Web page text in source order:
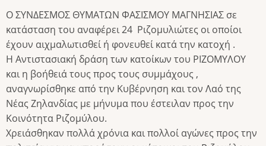
Ο ΣΥΝΔΕΣΜΟΣ ΘΥΜΑΤΩΝ ΦΑΣΙΣΜΟΥ ΜΑΓΝΗΣΙΑΣ σε
κατάσταση του αναφέρει 24 Ριζομυλιώτες οι οποίοι
έχουν αιχμαλωτισθεί ή φονευθεί κατά την κατοχή .
Η Αντιστασιακή δράση των κατοίκων του ΡΙΖΟΜΥΛΟΥ
και η βοήθειά τους προς τους συμμάχους ,
αναγνωρίσθηκε από την Κυβέρνηση και τον Λαό της
Νέας Ζηλανδίας με μήνυμα που έστειλαν προς την
Κοινότητα Ριζομύλου.
Χρειάσθηκαν πολλά χρόνια και πολλοί αγώνες προς την